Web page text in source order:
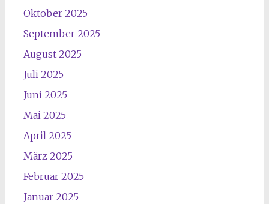
Oktober 2025
September 2025
August 2025
Juli 2025
Juni 2025
Mai 2025
April 2025
März 2025
Februar 2025
Januar 2025